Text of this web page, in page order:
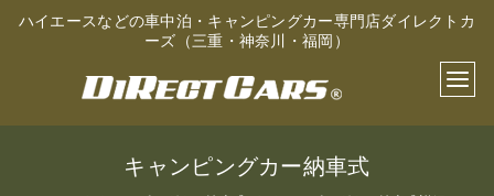
ハイエースなどの車中泊・キャンピングカー専門店ダイレクトカ
ーズ（三重・神奈川・福岡）
キャンピングカー納車式